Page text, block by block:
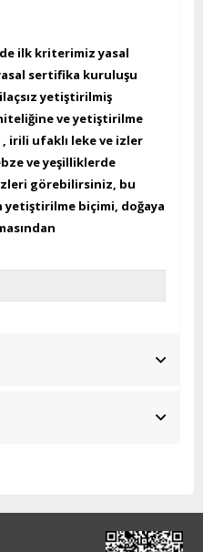
ilk kriterimiz yasal
sertifika kuruluşu
yetiştirilmiş
ve yetiştirilme
, irili ufaklı leke ve izler
ve yeşilliklerde
görebilirsiniz, bu
biçimi, doğaya